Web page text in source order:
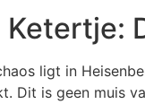
Ketertje:
ligt in
Dit is geen muis